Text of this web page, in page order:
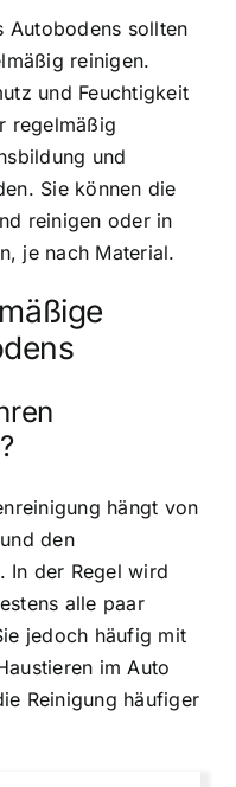
Autobodens sollten
reinigen.
und Feuchtigkeit
regelmäßig
und
Sie können die
reinigen oder in
je nach Material.
hängt von
den
In der Regel wird
alle paar
jedoch häufig mit
im Auto
Reinigung häufiger